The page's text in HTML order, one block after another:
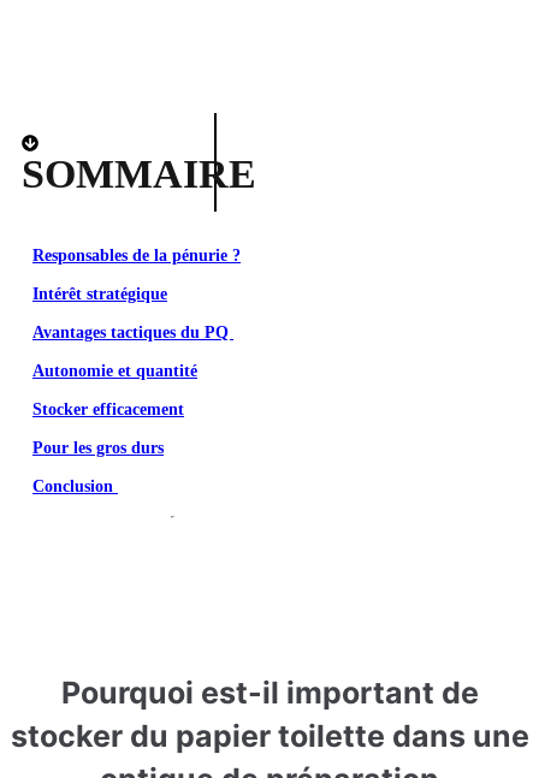
SOMMAIRE
Responsables de la pénurie ?
Intérêt stratégique
Avantages tactiques du PQ
Autonomie et quantité
Stocker efficacement
Pour les gros durs
Conclusion
Pourquoi est-il important de
stocker du papier toilette dans une